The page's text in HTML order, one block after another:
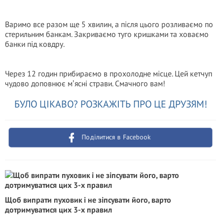
Варимо все разом ще 5 хвилин, а після цього розливаємо по
стерильним банкам. Закриваємо туго кришками та ховаємо
банки під ковдру.
Через 12 годин прибираємо в прохолодне місце. Цей кетчуп
чудово доповнює мʼясні страви. Смачного вам!
БУЛО ЦІКАВО? РОЗКАЖІТЬ ПРО ЦЕ ДРУЗЯМ!
Поділитися в Facebook
Щоб випрати пуховик і не зіпсувати його, варто
дотримуватися цих 3-х правил